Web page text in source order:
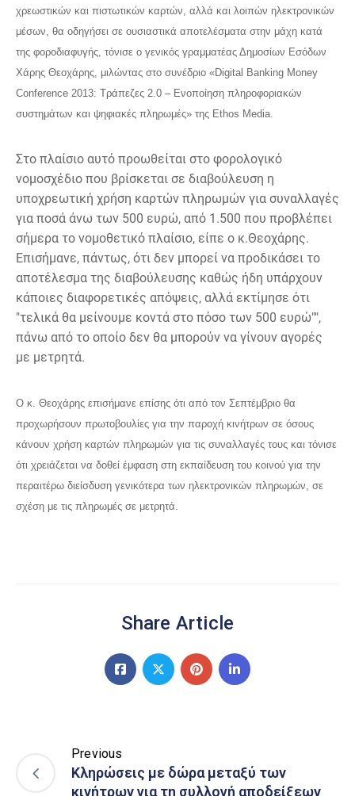
χρεωστικών και πιστωτικών καρτών, αλλά και λοιπών ηλεκτρονικών
μέσων, θα οδηγήσει σε ουσιαστικά αποτελέσματα στην μάχη κατά
της φοροδιαφυγής, τόνισε ο γενικός γραμματέας Δημοσίων Εσόδων
Χάρης Θεοχάρης, μιλώντας στο συνέδριο «Digital Banking Money
Conference 2013: Τράπεζες 2.0 – Ενοποίηση πληροφοριακών
συστημάτων και ψηφιακές πληρωμές» της Ethos Media.
Στο πλαίσιο αυτό προωθείται στο φορολογικό
νομοσχέδιο που βρίσκεται σε διαβούλευση η
υποχρεωτική χρήση καρτών πληρωμών για συναλλαγές
για ποσά άνω των 500 ευρώ, από 1.500 που προβλέπει
σήμερα το νομοθετικό πλαίσιο, είπε ο κ.Θεοχάρης.
Επισήμανε, πάντως, ότι δεν μπορεί να προδικάσει το
αποτέλεσμα της διαβούλευσης καθώς ήδη υπάρχουν
κάποιες διαφορετικές απόψεις, αλλά εκτίμησε ότι
"τελικά θα μείνουμε κοντά στο πόσο των 500 ευρώ"",
πάνω από το οποίο δεν θα μπορούν να γίνουν αγορές
με μετρητά.
Ο κ. Θεοχάρης επισήμανε επίσης ότι από τον Σεπτέμβριο θα
προχωρήσουν πρωτοβουλίες για την παροχή κινήτρων σε όσους
κάνουν χρήση καρτών πληρωμών για τις συναλλαγές τους και τόνισε
ότι χρειάζεται να δοθεί έμφαση στη εκπαίδευση του κοινού για την
περαιτέρω διείσδυση γενικότερα των ηλεκτρονικών πληρωμών, σε
σχέση με τις πληρωμές σε μετρητά.
Share Article
Previous
Κληρώσεις με δώρα μεταξύ των
κινήτρων για τη συλλογή αποδείξεων